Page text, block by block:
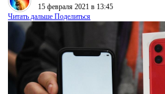
15 февраля 2021 в 13:45
Читать дальше Поделиться